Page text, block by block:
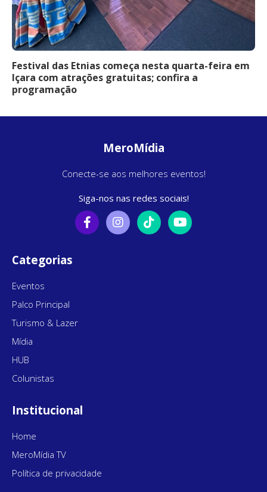
Festival das Etnias começa nesta quarta-feira em
Içara com atrações gratuitas; confira a
programação
MeroMídia
Conecte-se aos melhores eventos!
Siga-nos nas redes sociais!
Categorias
Eventos
Palco Principal
Turismo & Lazer
Mídia
HUB
Colunistas
Institucional
Home
MeroMídia TV
Política de privacidade